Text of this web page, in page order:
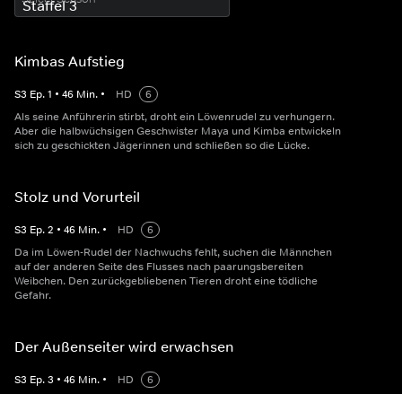
Kimbas Aufstieg
S3 Ep.1 • 46 Min. • HD
6
Als seine Anführerin stirbt, droht ein Löwenrudel zu verhungern.
Aber die halbwüchsigen Geschwister Maya und Kimba entwickeln
sich zu geschickten Jägerinnen und schließen so die Lücke.
Stolz und Vorurteil
S3 Ep.2 • 46 Min. • HD
6
Da im Löwen-Rudel der Nachwuchs fehlt, suchen die Männchen
auf der anderen Seite des Flusses nach paarungsbereiten
Weibchen. Den zurückgebliebenen Tieren droht eine tödliche
Gefahr.
Der Außenseiter wird erwachsen
S3 Ep.3 • 46 Min. • HD
6